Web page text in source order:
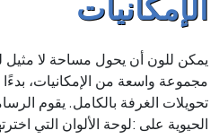
الإمكانيات
يمكن للون أن يحول مساحة لا مثيل
مجموعة واسعة من الإمكانيات،
تحويلات الغرفة بالكامل. يقوم
الحيوية على :لوحة الألوان التي